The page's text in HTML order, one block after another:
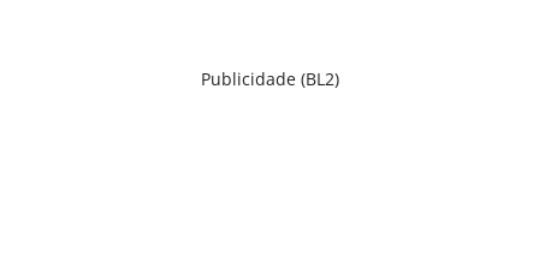
Publicidade (BL2)